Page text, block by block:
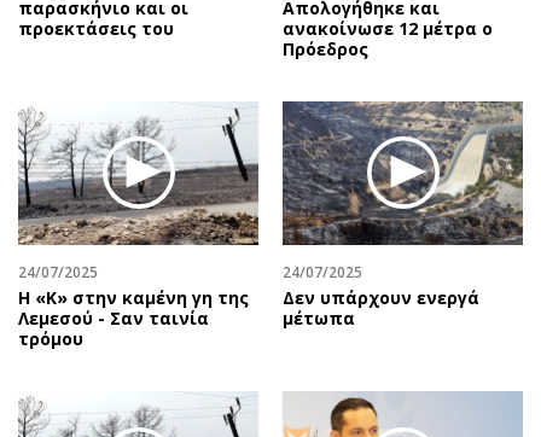
παρασκήνιο και οι
προεκτάσεις του
Απολογήθηκε και
ανακοίνωσε 12 μέτρα ο
Πρόεδρος
24/07/2025
Η «Κ» στην καμένη γη της
Λεμεσού - Σαν ταινία
τρόμου
24/07/2025
Δεν υπάρχουν ενεργά
μέτωπα